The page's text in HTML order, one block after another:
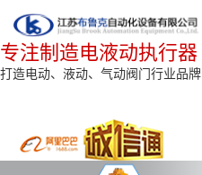
专注制造电液动执行器
打造电动、液动、气动阀门行业品牌